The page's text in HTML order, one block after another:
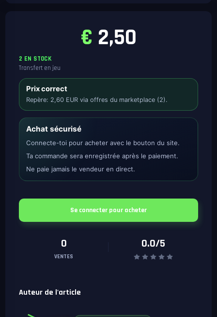
€ 2,50
2 EN STOCK
Transfert en jeu
Prix correct
Repère: 2,60 EUR via offres du marketplace (2).
Achat sécurisé
Connecte-toi pour acheter avec le bouton du site.
Ta commande sera enregistrée après le paiement.
Ne paie jamais le vendeur en direct.
Se connecter pour acheter
0
VENTES
0.0/5
Auteur de l'article